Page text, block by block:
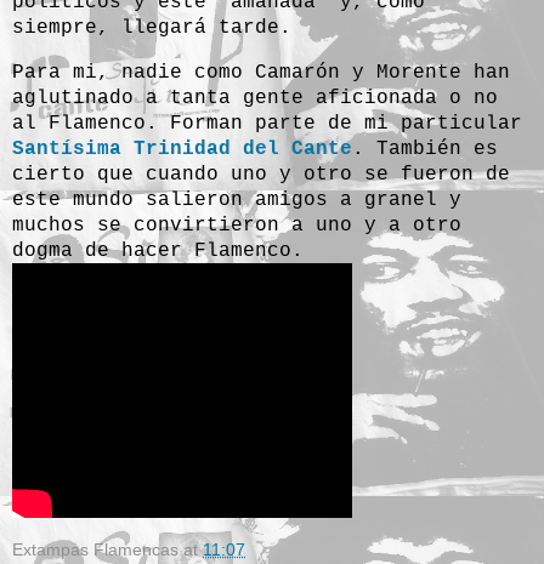
siempre, llegará tarde.
Para mi, nadie como Camarón y Morente han
aglutinado a tanta gente aficionada o no
al Flamenco. Forman parte de mi particular
Santísima Trinidad del Cante . También es
cierto que cuando uno y otro se fueron de
este mundo salieron amigos a granel y
muchos se convirtieron a uno y a otro
dogma de hacer Flamenco.
Extampas Flamencas at11:07